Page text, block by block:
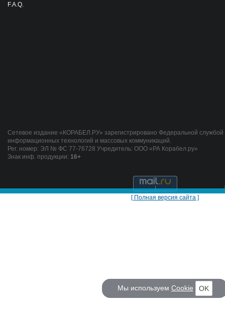
F.A.Q.
Сетевое издание «КОРАБЕЛ.РУ» зарегистрировано Федеральной службой
информационных технологий и массовых коммуникаций.
Рег. номер: ЭЛ № ФС 77-76728 Учредитель: ООО «РА Корабел.ру»
Знак инф. продукции: 16+
[ Полная версия сайта ]
Мы используем Cookie OK